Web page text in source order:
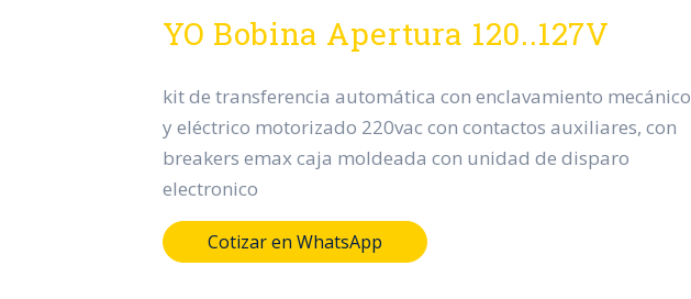
YO Bobina Apertura 120..127V
kit de transferencia automática con enclavamiento mecánico
y eléctrico motorizado 220vac con contactos auxiliares, con
breakers emax caja moldeada con unidad de disparo
electronico
Cotizar en WhatsApp